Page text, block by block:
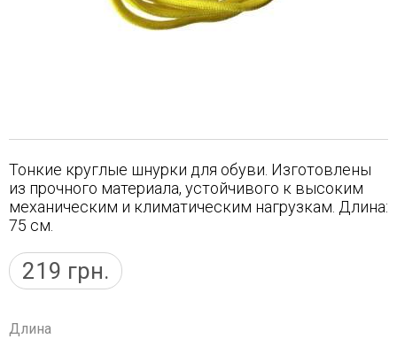
Тонкие круглые шнурки для обуви. Изготовлены
из прочного материала, устойчивого к высоким
механическим и климатическим нагрузкам. Длина:
75 см.
219 грн.
Длина